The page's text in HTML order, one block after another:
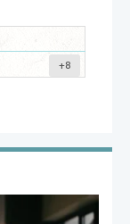
+8